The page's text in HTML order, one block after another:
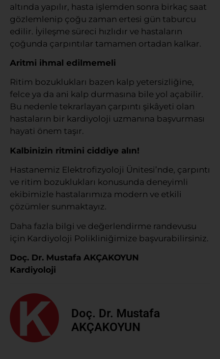
altında yapılır, hasta işlemden sonra birkaç saat
gözlemlenip çoğu zaman ertesi gün taburcu
edilir. İyileşme süreci hızlıdır ve hastaların
çoğunda çarpıntılar tamamen ortadan kalkar.
Aritmi ihmal edilmemeli
Ritim bozuklukları bazen kalp yetersizliğine,
felce ya da ani kalp durmasına bile yol açabilir.
Bu nedenle tekrarlayan çarpıntı şikâyeti olan
hastaların bir kardiyoloji uzmanına başvurması
hayati önem taşır.
Kalbinizin ritmini ciddiye alın!
Hastanemiz Elektrofizyoloji Ünitesi’nde, çarpıntı
ve ritim bozuklukları konusunda deneyimli
ekibimizle hastalarımıza modern ve etkili
çözümler sunmaktayız.
Daha fazla bilgi ve değerlendirme randevusu
için Kardiyoloji Polikliniğimize başvurabilirsiniz.
Doç. Dr. Mustafa AKÇAKOYUN
Kardiyoloji
Doç. Dr. Mustafa
AKÇAKOYUN